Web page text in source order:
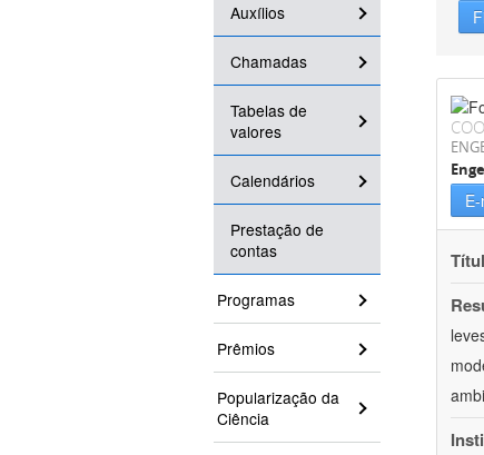
Auxílios
Chamadas
Tabelas de
valores
Calendários
Prestação de
contas
Programas
Prêmios
Popularização da
Ciência